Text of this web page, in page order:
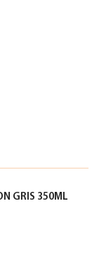
GRIS 350ML